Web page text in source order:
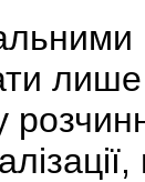
лише